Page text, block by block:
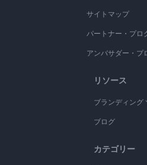
サイトマップ
パートナー・プロ
アンバサダー・プ
リソース
ブランディング
ブログ
カテゴリー